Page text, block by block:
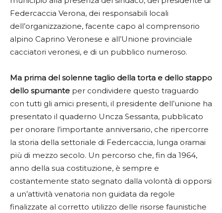
Federcaccia Verona, dei responsabili locali
dell’organizzazione, facente capo al comprensorio
alpino Caprino Veronese e all’Unione provinciale
cacciatori veronesi, e di un pubblico numeroso.
Ma prima del solenne taglio della torta e dello stappo
dello spumante per condividere questo traguardo
con tutti gli amici presenti, il presidente dell’unione ha
presentato il quaderno Uncza Sessanta, pubblicato
per onorare l’importante anniversario, che ripercorre
la storia della settoriale di Federcaccia, lunga oramai
più di mezzo secolo. Un percorso che, fin da 1964,
anno della sua costituzione, è sempre e
costantemente stato segnato dalla volontà di opporsi
a un’attività venatoria non guidata da regole
finalizzate al corretto utilizzo delle risorse faunistiche